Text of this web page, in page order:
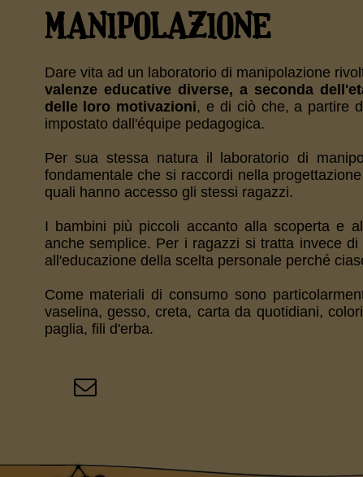
MANIPOLAZIONE
Dare vita ad un laboratorio di manipolazione
valenze educative diverse, a seconda
delle loro motivazioni, e di ciò che, a partire
impostato dall'équipe pedagogica.
Per sua stessa natura il laboratorio di
fondamentale che si raccordi nella
quali hanno accesso gli stessi ragazzi.
I bambini più piccoli accanto alla scoperta e
anche semplice. Per i ragazzi si tratta invece
all'educazione della scelta personale perché
Come materiali di consumo sono
vaselina, gesso, creta, carta da quotidiani,
paglia, fili d'erba.